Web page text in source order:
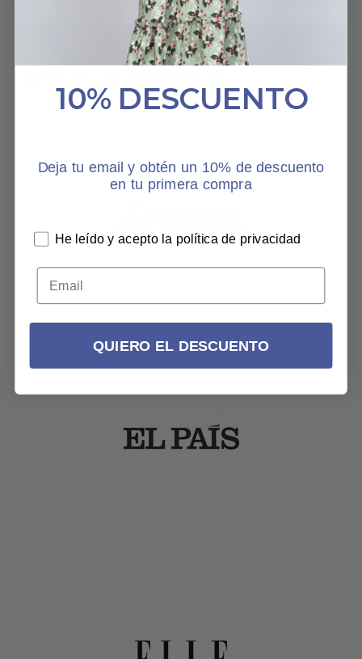
10% DESCUENTO
Deja tu email y obtén un 10% de descuento
en tu primera compra
He leído y acepto la política de privacidad
QUIERO EL DESCUENTO